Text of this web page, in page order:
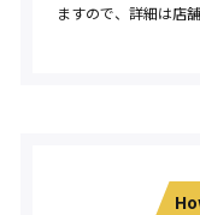
ますので、詳細は店